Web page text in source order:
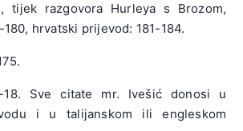
tijek razgovora Hurleya s Brozom,
hrvatski prijevod: 181-184.
Sve citate mr. Ivešić donosi u
i u talijanskom ili engleskom